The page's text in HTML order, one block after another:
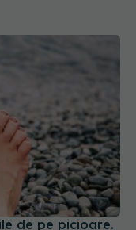
de pe picioare.